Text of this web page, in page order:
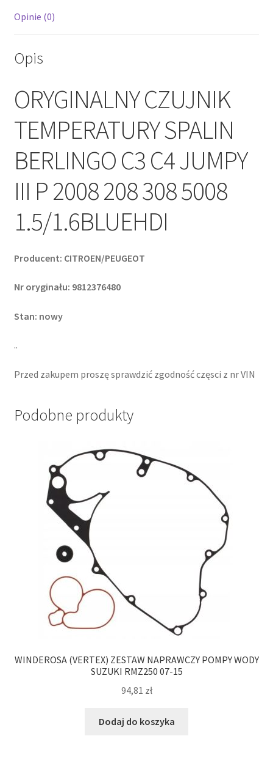
Opinie (0)
Opis
ORYGINALNY CZUJNIK
TEMPERATURY SPALIN
BERLINGO C3 C4 JUMPY
III P 2008 208 308 5008
1.5/1.6BLUEHDI
Producent: CITROEN/PEUGEOT
Nr oryginału: 9812376480
Stan: nowy
..
Przed zakupem proszę sprawdzić zgodność częsci z nr VIN
Podobne produkty
WINDEROSA (VERTEX) ZESTAW NAPRAWCZY POMPY WODY
SUZUKI RMZ250 07-15
94,81 zł
Dodaj do koszyka